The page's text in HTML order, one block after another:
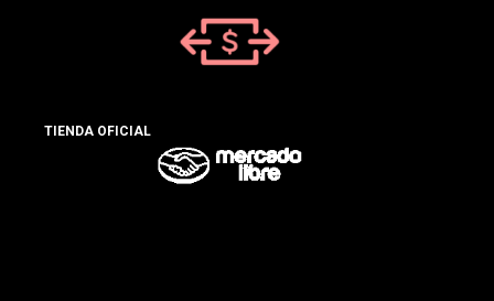
TIENDA OFICIAL